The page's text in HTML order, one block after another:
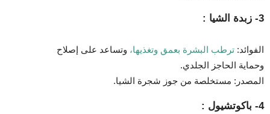
3- زبدة الشيا :
الفوائد: ترطب البشرة بعمق وتغذيها، وتساعد على إصلاح
وحماية الحاجز الجلدي.
المصدر: مستخلصة من جوز شجرة الشيا.
4- باكوتشيول :